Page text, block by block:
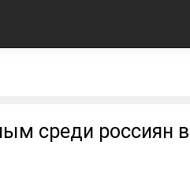
среди россиян в